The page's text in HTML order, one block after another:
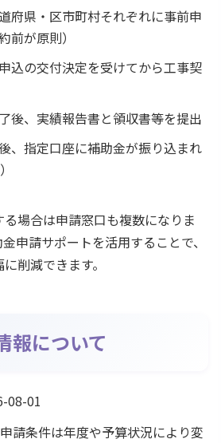
府県・区市町村それぞれに事前申
前が原則）
込の交付決定を受けてから工事契
後、実績報告書と領収書等を提出
、指定口座に補助金が振り込まれ
場合は申請窓口も複数になりま
申請サポートを活用することで、
削減できます。
報について
08-01
請条件は年度や予算状況により変